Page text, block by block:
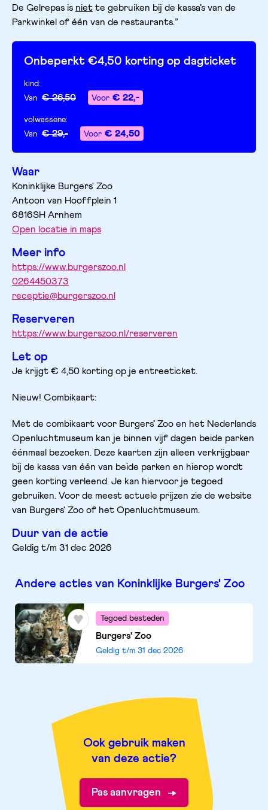
De Gelrepas is niet te gebruiken bij de kassa’s van de
Parkwinkel of één van de restaurants.”
Onbeperkt €4,50 korting op dagticket
kind:
Van € 26,50 Voor € 22,-
volwassene:
Van € 29,- Voor € 24,50
Waar
Koninklijke Burgers' Zoo
Antoon van Hooffplein 1
6816SH Arnhem
Open locatie in maps
Meer info
https://www.burgerszoo.nl
0264450373
receptie@burgerszoo.nl
Reserveren
https://www.burgerszoo.nl/reserveren
Let op
Je krijgt € 4,50 korting op je entreeticket.
Nieuw! Combikaart:
Met de combikaart voor Burgers’ Zoo en het Nederlands
Openluchtmuseum kan je binnen vijf dagen beide parken
éénmaal bezoeken. Deze kaarten zijn alleen verkrijgbaar
bij de kassa van één van beide parken en hierop wordt
geen korting verleend. Je kan hiervoor je tegoed
gebruiken. Voor de meest actuele prijzen zie de website
van Burgers' Zoo of het Openluchtmuseum.
Duur van de actie
Geldig t/m 31 dec 2026
Andere acties van Koninklijke Burgers' Zoo
Tegoed besteden
Burgers' Zoo
Geldig t/m 31 dec 2026
Ook gebruik maken
van deze actie?
Pas aanvragen